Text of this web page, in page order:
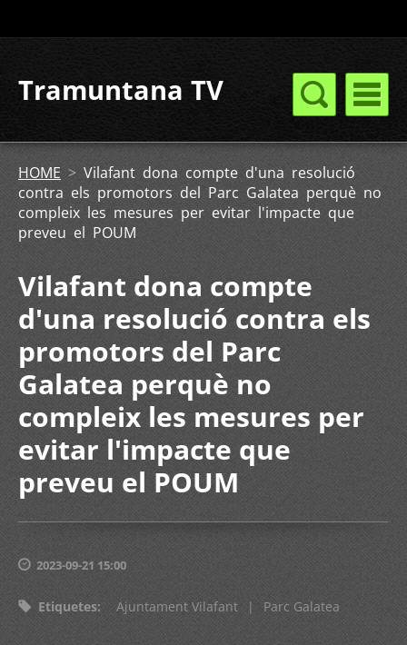
Tramuntana TV
HOME > Vilafant dona compte d'una resolució
contra els promotors del Parc Galatea perquè no
compleix les mesures per evitar l'impacte que
preveu el POUM
Vilafant dona compte
d'una resolució contra els
promotors del Parc
Galatea perquè no
compleix les mesures per
evitar l'impacte que
preveu el POUM
2023-09-21 15:00
Etiquetes: Ajuntament Vilafant | Parc Galatea